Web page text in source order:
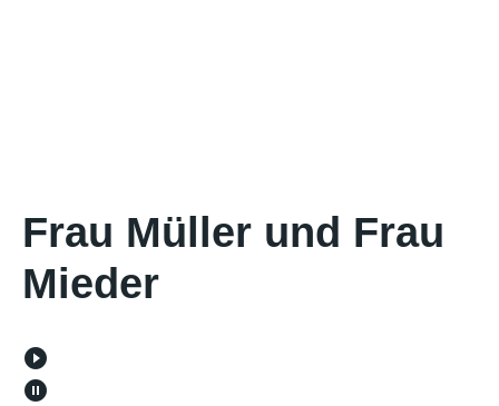
Frau Müller und Frau
Mieder
play_circle_filled
pause_circle_filled